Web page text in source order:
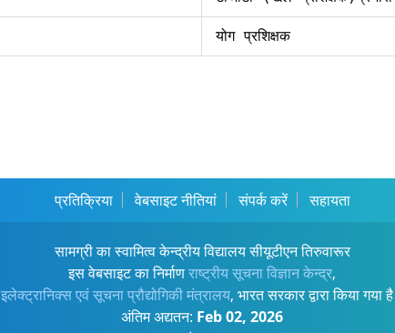
योग प्रशिक्षक
प्रतिक्रिया वेबसाइट नीतियां संपर्क करें सहायता
सामग्री का स्वामित्व केन्द्रीय विद्यालय सीयूटीएन तिरुवारूर
इस वेबसाइट का निर्माणराष्ट्रीय सूचना विज्ञान केन्द्र,
इलेक्ट्रानिक्स एवं सूचना प्रौद्योगिकी मंत्रालय, भारत सरकार द्वारा किया गया
अंतिम अद्यतन: Feb 02, 2026